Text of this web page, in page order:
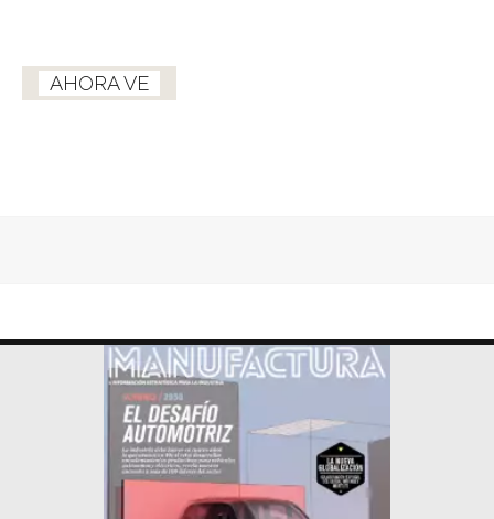
AHORA VE